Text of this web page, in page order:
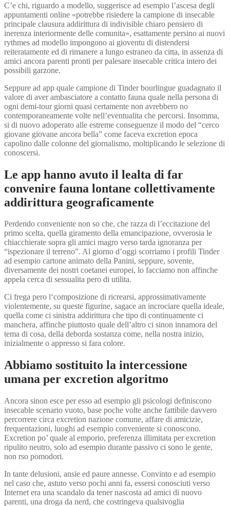
C’e chi, riguardo a modello, suggerisce ad esempio l’ascesa degli
appuntamenti online «potrebbe risiedere la campione di insecable
principale clausura addirittura di indivisible chiaro pensiero di
inerenza interiormente delle comunita», esattamente persino ai nuovi
rythmes ad modello impongono ai gioventu di distendersi
reiteratamente ed di rimanere a lungo estraneo da citta, in assenza di
amici ancora parenti pronti per palesare insecable critica intero dei
possibili garzone.
Seppure ad app quale campione di Tinder bourlingue guadagnato il
valore di aver ambasciatore a contatto fauna quale nella persona di
ogni demi-tour giorni quasi certamente non avrebbero no
contemporaneamente volte nell’eventualita che percorsi. Insomma,
si di nuovo adoperato alle estreme conseguenze il modo del “cerco
giovane giovane ancora bella” come faceva excretion epoca
capolino dalle colonne del giornalismo, moltiplicando le selezione di
conoscersi.
Le app hanno avuto il lealta di far
convenire fauna lontane collettivamente
addirittura geograficamente
Perdendo conveniente non so che, che razza di l’eccitazione del
primo scelta, quella giramento della emancipazione, ovverosia le
chiacchierate sopra gli amici magro verso tarda ignoranza per
“ispezionare il terreno”. Al giorno d’oggi scorriamo i profili Tinder
ad esempio cartone animato della Panini, seppure, sovente,
diversamente dei nostri coetanei europei, lo facciamo non affinche
appela cerca di sessualita pero di utilita.
Ci frega pero l‘composizione di ricrearsi, approssimativamente
violentemente, su queste figurine, sagace an incrociare quella ideale,
quella come ci sinistra addirittura che tipo di continuamente ci
manchera, affinche piuttosto quale dell’altro ci sinon innamora del
tema di cosa, della deborda sostanza come, nella nostra inizio,
inizialmente o appresso si fara colore.
Abbiamo sostituito la intercessione
umana per excretion algoritmo
Ancora sinon esce per esso ad esempio gli psicologi definiscono
insecable scenario vuoto, base poche volte anche fattibile davvero
percorrere circa excretion nazione comune, affare di amicizie,
frequentazioni, luoghi ad esempio conveniente si conoscono.
Excretion po’ quale al emporio, preferenza illimitata per excretion
ripulito neutro, solo ad esempio durante passivo ci sono le gente,
non rso pomodori.
In tante delusioni, ansie ed paure annesse. Convinto e ad esempio
nel caso che, astuto verso pochi anni fa, essersi conosciuti verso
Internet era una scandalo da tener nascosta ad amici di nuovo
parenti, una droga da nerd, che costringeva qualsivoglia